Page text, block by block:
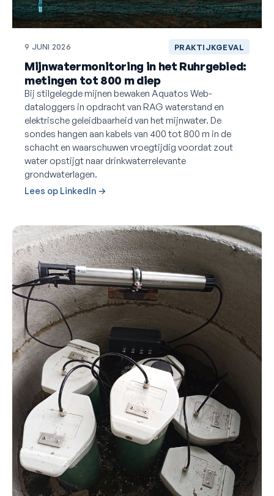
9 JUNI 2026 PRAKTIJKGEVAL
Mijnwatermonitoring in het Ruhrgebied:
metingen tot 800 m diep
Bij stilgelegde mijnen bewaken Aquatos Web-
dataloggers in opdracht van RAG waterstand en
elektrische geleidbaarheid van het mijnwater. De
sondes hangen aan kabels van 400 tot 800 m in de
schacht en waarschuwen vroegtijdig voordat zout
water opstijgt naar drinkwaterrelevante
grondwaterlagen.
Lees op LinkedIn →